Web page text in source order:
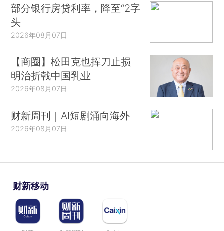
部分银行房贷利率，降至“2字
头
2026年08月07日
【商圈】松田克也挥刀止损
明治折戟中国乳业
2026年08月07日
财新周刊｜AI短剧涌向海外
2026年08月07日
财新移动